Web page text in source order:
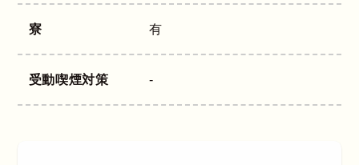
寮 有
受動喫煙対策 -